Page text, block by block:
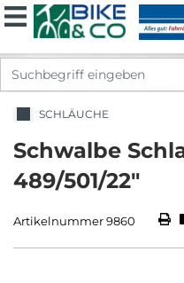
SCHLÄUCHE
Schwalbe
489/501/22"
Artikelnummer 9860